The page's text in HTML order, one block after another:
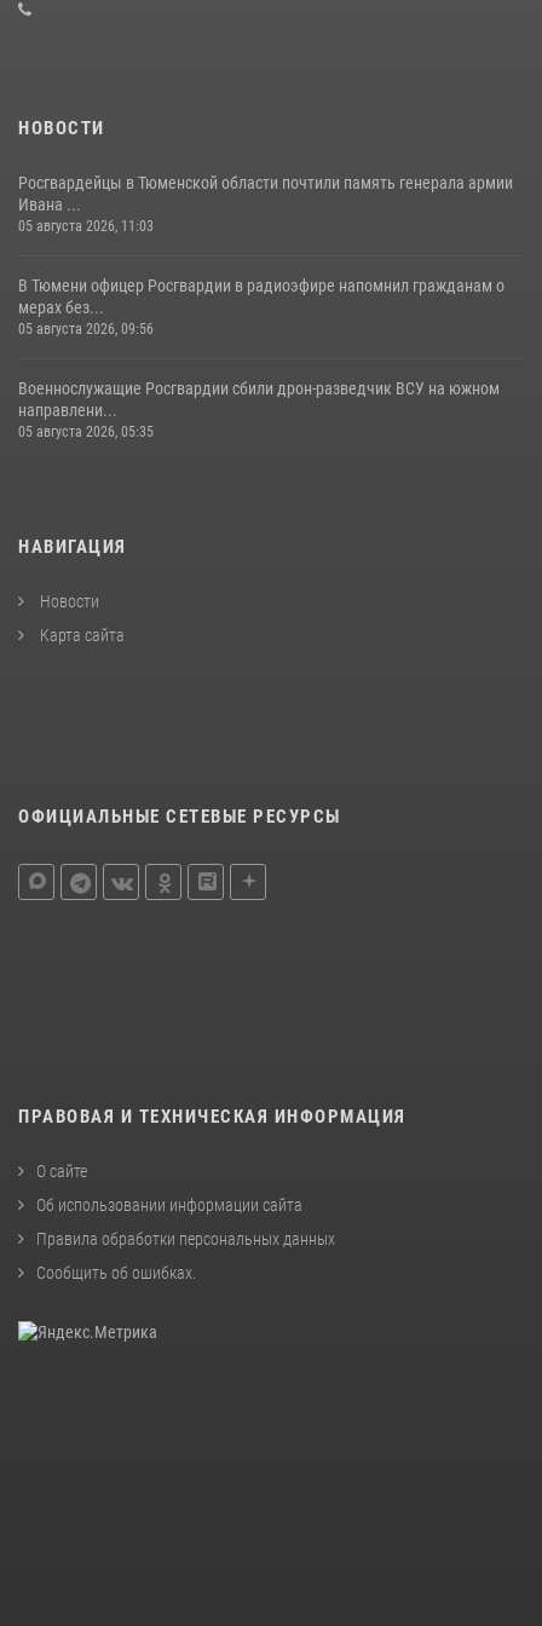
08 июля 2026, 09:38
НОВОСТИ
Росгвардейцы в Тюменской области почтили память генерала армии
Ивана ...
05 августа 2026, 11:03
В Тюмени офицер Росгвардии в радиоэфире напомнил гражданам о
мерах без...
05 августа 2026, 09:56
Военнослужащие Росгвардии сбили дрон-разведчик ВСУ на южном
направлени...
05 августа 2026, 05:35
НАВИГАЦИЯ
Новости
Карта сайта
ОФИЦИАЛЬНЫЕ СЕТЕВЫЕ РЕСУРСЫ
ПРАВОВАЯ И ТЕХНИЧЕСКАЯ ИНФОРМАЦИЯ
О сайте
Об использовании информации сайта
Правила обработки персональных данных
Сообщить об ошибках